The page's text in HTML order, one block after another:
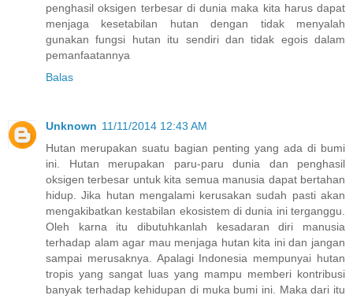
penghasil oksigen terbesar di dunia maka kita harus dapat
menjaga kesetabilan hutan dengan tidak menyalah
gunakan fungsi hutan itu sendiri dan tidak egois dalam
pemanfaatannya
Balas
Unknown 11/11/2014 12:43 AM
Hutan merupakan suatu bagian penting yang ada di bumi
ini. Hutan merupakan paru-paru dunia dan penghasil
oksigen terbesar untuk kita semua manusia dapat bertahan
hidup. Jika hutan mengalami kerusakan sudah pasti akan
mengakibatkan kestabilan ekosistem di dunia ini terganggu.
Oleh karna itu dibutuhkanlah kesadaran diri manusia
terhadap alam agar mau menjaga hutan kita ini dan jangan
sampai merusaknya. Apalagi Indonesia mempunyai hutan
tropis yang sangat luas yang mampu memberi kontribusi
banyak terhadap kehidupan di muka bumi ini. Maka dari itu